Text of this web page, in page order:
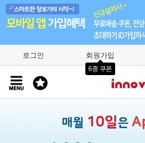
로그인 회원가입
6종 쿠폰